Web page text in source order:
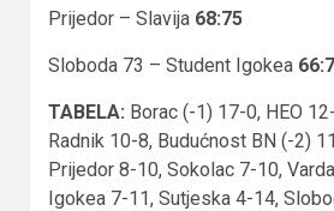
Prijedor – Slavija 68:75
Sloboda 73 – Student Igokea
TABELA: Borac (-1) 17-0, HEO
Radnik 10-8, Budućnost BN (-2)
Prijedor 8-10, Sokolac 7-10,
Igokea 7-11, Sutjeska 4-14,